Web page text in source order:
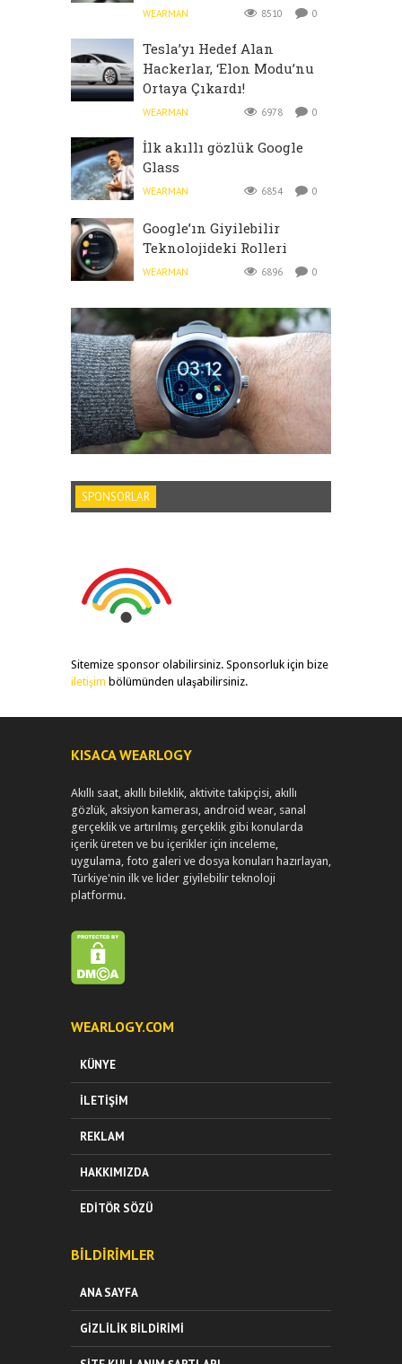
WEARMAN 8510 0
Tesla’yı Hedef Alan
Hackerlar, ‘Elon Modu’nu
Ortaya Çıkardı!
WEARMAN 6978 0
İlk akıllı gözlük Google
Glass
WEARMAN 6854 0
Google’ın Giyilebilir
Teknolojideki Rolleri
WEARMAN 6896 0
SPONSORLAR
Sitemize sponsor olabilirsiniz. Sponsorluk için bize
iletişim bölümünden ulaşabilirsiniz.
KISACA WEARLOGY
Akıllı saat, akıllı bileklik, aktivite takipçisi, akıllı
gözlük, aksiyon kamerası, android wear, sanal
gerçeklik ve artırılmış gerçeklik gibi konularda
içerik üreten ve bu içerikler için inceleme,
uygulama, foto galeri ve dosya konuları hazırlayan,
Türkiye'nin ilk ve lider giyilebilir teknoloji
platformu.
WEARLOGY.COM
KÜNYE
İLETIŞIM
REKLAM
HAKKIMIZDA
EDITÖR SÖZÜ
BILDIRIMLER
ANA SAYFA
GIZLILIK BILDIRIMI